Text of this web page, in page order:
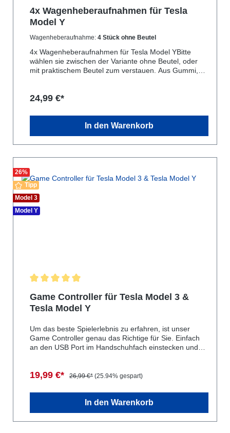
4x Wagenheberaufnahmen für Tesla
Model Y
Wagenheberaufnahme: 4 Stück ohne Beutel
4x Wagenheberaufnahmen für Tesla Model YBitte
wählen sie zwischen der Variante ohne Beutel, oder
mit praktischem Beutel zum verstauen. Aus Gummi,
das geeignete Material, um ein Tesla Model Y mit
um das Model Y sicher anzuheben ohne das der Akku
beschädigt wird.Schnelle Lieferung direkt aus
Deutschland, nicht aus China, wie bei vielen Produkten
die nicht gut funktionieren. Bitte verwenden sie die
Bitte belasten sie die Adapter nur senkrecht von unten,
keine seitliche Belastung.
24,99 €*
In den Warenkorb
26%
Tipp
Model 3
Model Y
Game Controller für Tesla Model 3 &
Tesla Model Y
Um das beste Spielerlebnis zu erfahren, ist unser
Game Controller genau das Richtige für Sie. Einfach
an den USB Port im Handschuhfach einstecken und
der Beifahrer eine Chance bei "Beach Buggy Racing
Model STesla Model X
19,99 €* 26,99 €* (25.94% gespart)
In den Warenkorb